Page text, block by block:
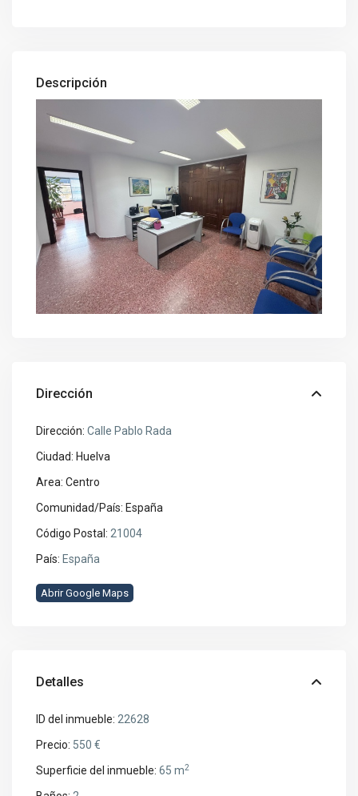
Descripción
Dirección
Dirección: Calle Pablo Rada
Ciudad: Huelva
Area: Centro
Comunidad/País: España
Código Postal: 21004
País: España
Abrir Google Maps
Detalles
ID del inmueble: 22628
Precio: 550 €
Superficie del inmueble: 65 m2